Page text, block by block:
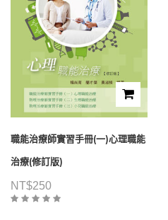
職能治療師實習手冊(一)心理職能
治療(修訂版)
NT$250